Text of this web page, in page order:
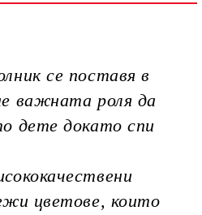
се поставя в
важната роля да
дете докато спи
цветове, които